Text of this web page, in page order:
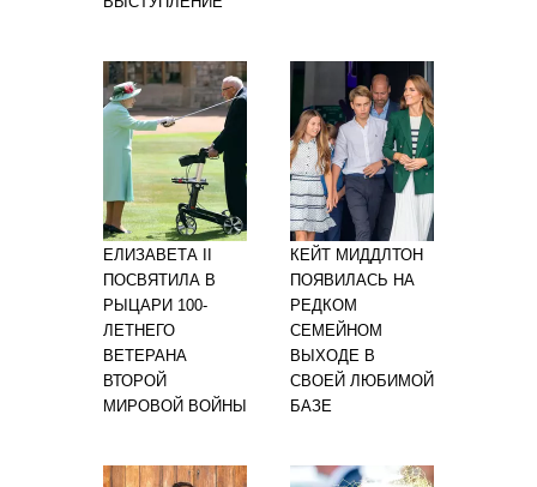
ЕЛИЗАВЕТА II
ПОСВЯТИЛА В
РЫЦАРИ 100-
ЛЕТНЕГО
ВЕТЕРАНА
ВТОРОЙ
МИРОВОЙ ВОЙНЫ
КЕЙТ МИДДЛТОН
ПОЯВИЛАСЬ НА
РЕДКОМ
СЕМЕЙНОМ
ВЫХОДЕ В
СВОЕЙ ЛЮБИМОЙ
БАЗЕ